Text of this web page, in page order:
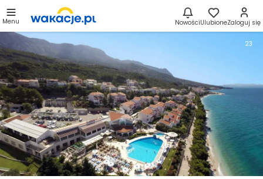
Menu NowościUlubioneZaloguj się
23